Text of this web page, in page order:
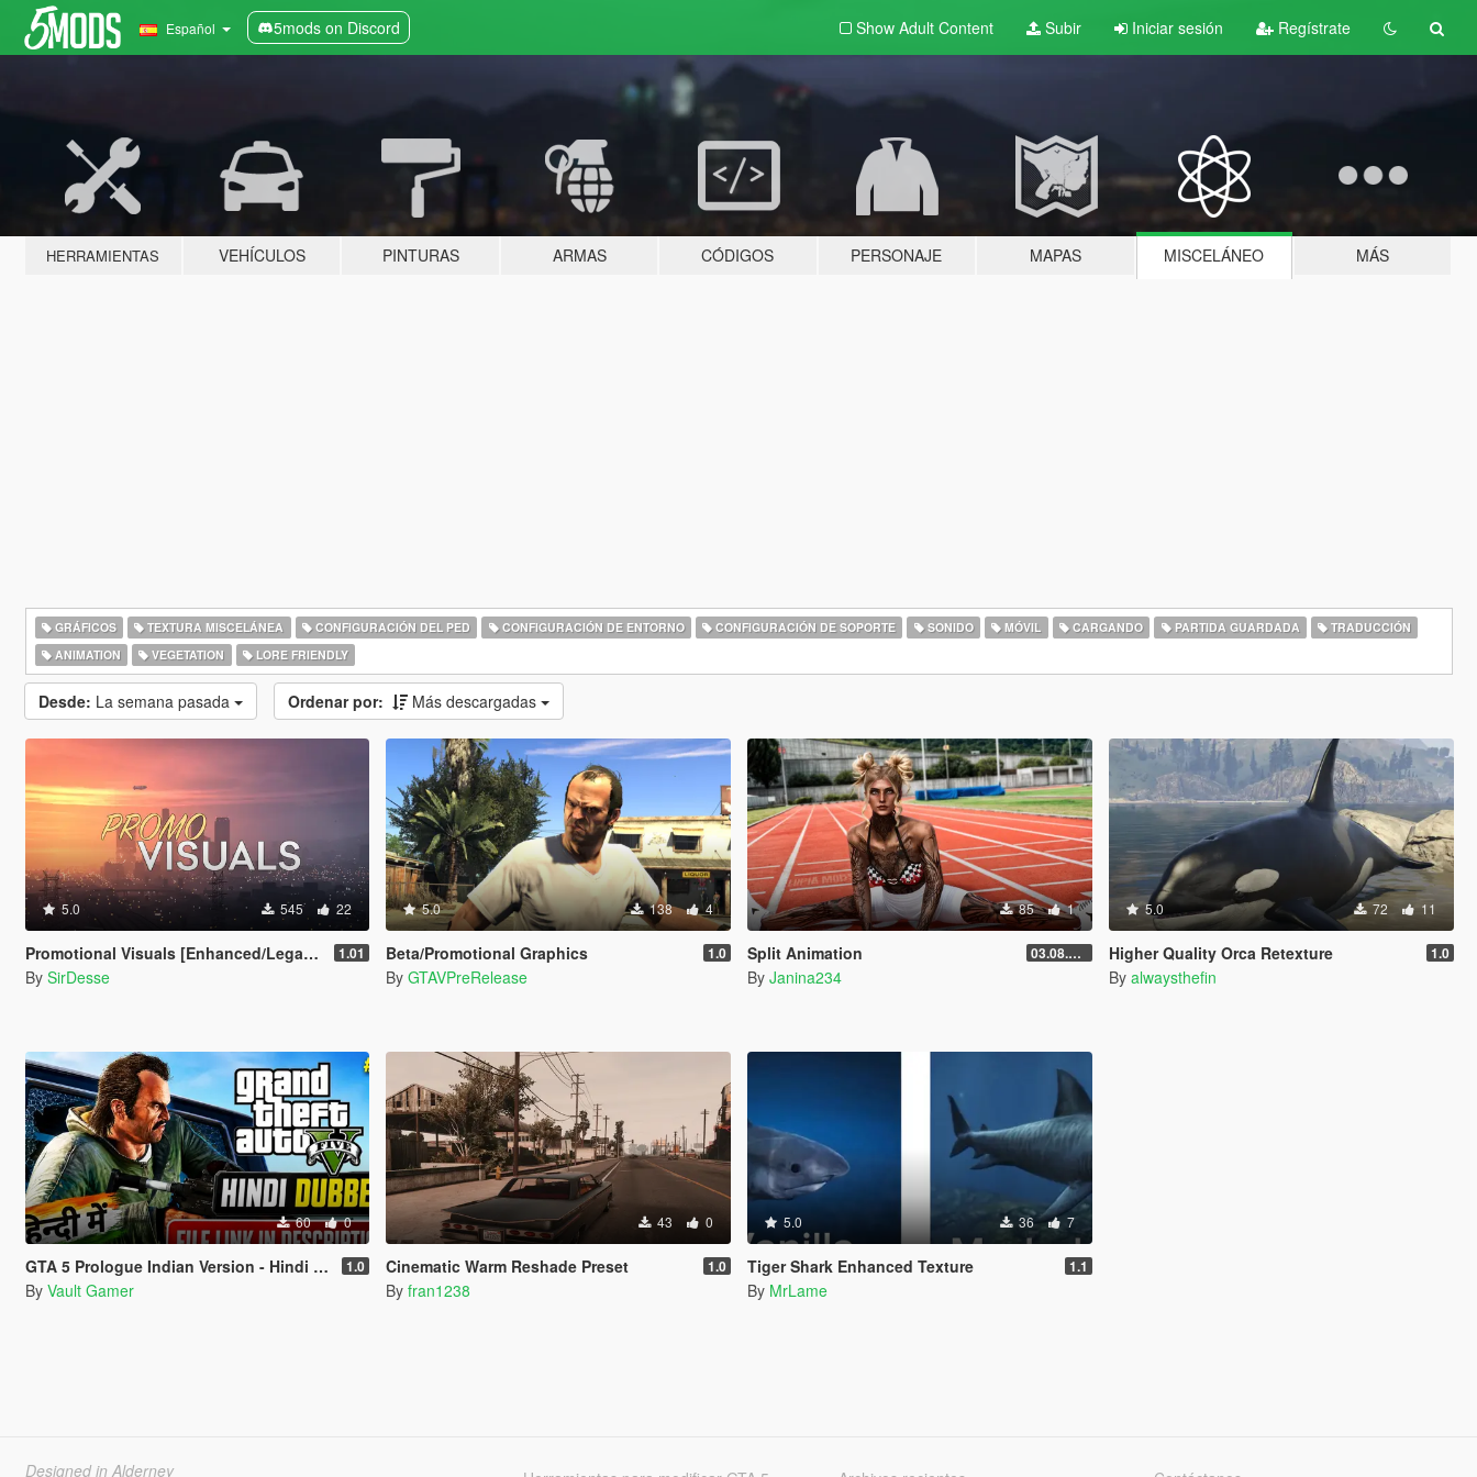
Español 5mods on Discord Show Adult Content Subir Iniciar sesión Regístrate
HERRAMIENTAS VEHÍCULOS PINTURAS ARMAS CÓDIGOS PERSONAJE MAPAS MISCELÁNEO MÁS
GRÁFICOS TEXTURA MISCELÁNEA CONFIGURACIÓN DEL PED CONFIGURACIÓN DE ENTORNO CONFIGURACIÓN DE SOPORTE SONIDO MÓVIL CARGANDO PARTIDA GUARDADA
TRADUCCIÓN
ANIMATION
VEGETATION LORE FRIENDLY
Desde: La semana pasada Ordenar por: Más descargadas
5.0 545 22
Promotional Visuals [Enhanced/Legacy] 1.01
By SirDesse
5.0 138 4
Beta/Promotional Graphics 1.0
By GTAVPreRelease
85 1
Split Animation 03.08.2026
By Janina234
5.0 72 11
Higher Quality Orca Retexture 1.0
By alwaysthefin
60 0
GTA 5 Prologue Indian Version - Hindi Dubbed 1.0
By Vault Gamer
43 0
Cinematic Warm Reshade Preset 1.0
By fran1238
5.0 36 7
Tiger Shark Enhanced Texture 1.1
By MrLame
Designed in Alderney